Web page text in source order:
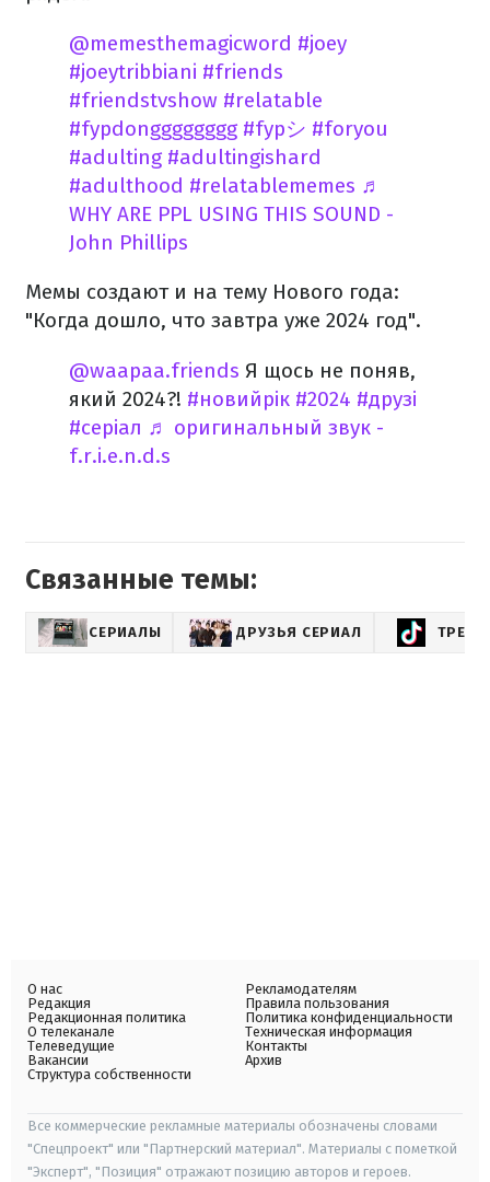
@memesthemagicword #joey
#joeytribbiani #friends
#friendstvshow #relatable
#fypdongggggggg #fypシ #foryou
#adulting #adultingishard
#adulthood #relatablememes ♬
WHY ARE PPL USING THIS SOUND -
John Phillips
Мемы создают и на тему Нового года:
"Когда дошло, что завтра уже 2024 год".
@waapaa.friends Я щось не поняв,
який 2024?! #новийрік #2024 #друзі
#серіал ♬ оригинальный звук -
f.r.i.e.n.d.s
Связанные темы:
СЕРИАЛЫ ДРУЗЬЯ СЕРИАЛ
О нас
Редакция
Редакционная политика
О телеканале
Телеведущие
Вакансии
Структура собственности
Рекламодателям
Правила пользования
Политика конфиденциальности
Техническая информация
Контакты
Архив
Все коммерческие рекламные материалы обозначены словами
"Спецпроект" или "Партнерский материал". Материалы с пометкой
"Эксперт", "Позиция" отражают позицию авторов и героев.